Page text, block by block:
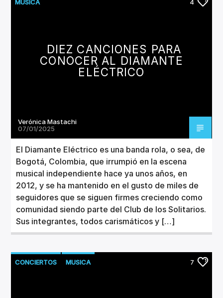
MUSICA 4
DIEZ CANCIONES PARA
CONOCER AL DIAMANTE
ELÉCTRICO
Verónica Mastachi
07/01/2025
El Diamante Eléctrico es una banda rola, o sea, de
Bogotá, Colombia, que irrumpió en la escena
musical independiente hace ya unos años, en
2012, y se ha mantenido en el gusto de miles de
seguidores que se siguen firmes creciendo como
comunidad siendo parte del Club de los Solitarios.
Sus integrantes, todos carismáticos y […]
CONCIERTOS MUSICA 7